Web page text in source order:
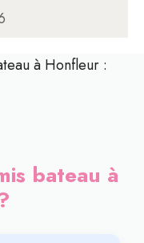
à Honfleur :
bateau à